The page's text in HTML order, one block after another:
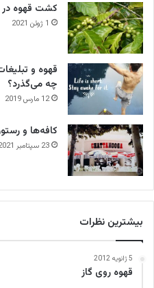
کشت قهوه در
1 ژوئن 2021
قهوه و
چه می‌گذرد؟
12 مارس 2019
کافه‌ها و
23 سپتامبر 2021
بیشترین نظرات
5 ژانویه 2012
قهوه روی گاز